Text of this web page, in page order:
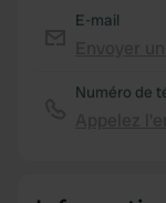
E-mail
Numéro de